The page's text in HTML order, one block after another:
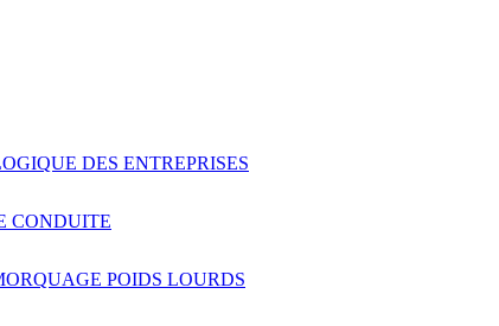
DES ENTREPRISES
CONDUITE
POIDS LOURDS